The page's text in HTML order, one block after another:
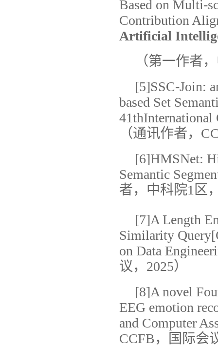
Based on Multi-
Contribution
Artificial
（第一作者
[5]SSC-Join:
based Set
41thInternational
（通讯作者，
[6]HMSNet:
Semantic
者，中科院1区
[7]A Length
Similarity
on Data
议，2025）
[8]A novel
EEG emotion
and Computer
CCFB，国际会